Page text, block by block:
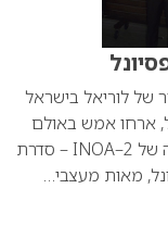
של לוריאל בישראל
ארחו אמש באולם
טרסק בנמל תל אביב במסגרת אירוע ההשקה של INOA–2 – סדרת
מאות מעצבי…